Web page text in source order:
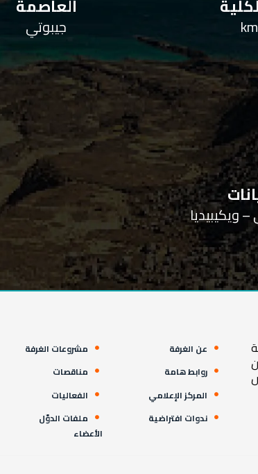
العاصمة
جيبوتي
عن الغرفة
روابط هامة
المركز الإعلامي
ندوات افتراضية
مشروعات الغرفة
مناقصات
الفعاليات
ملفات الدوّل
الأعضاء